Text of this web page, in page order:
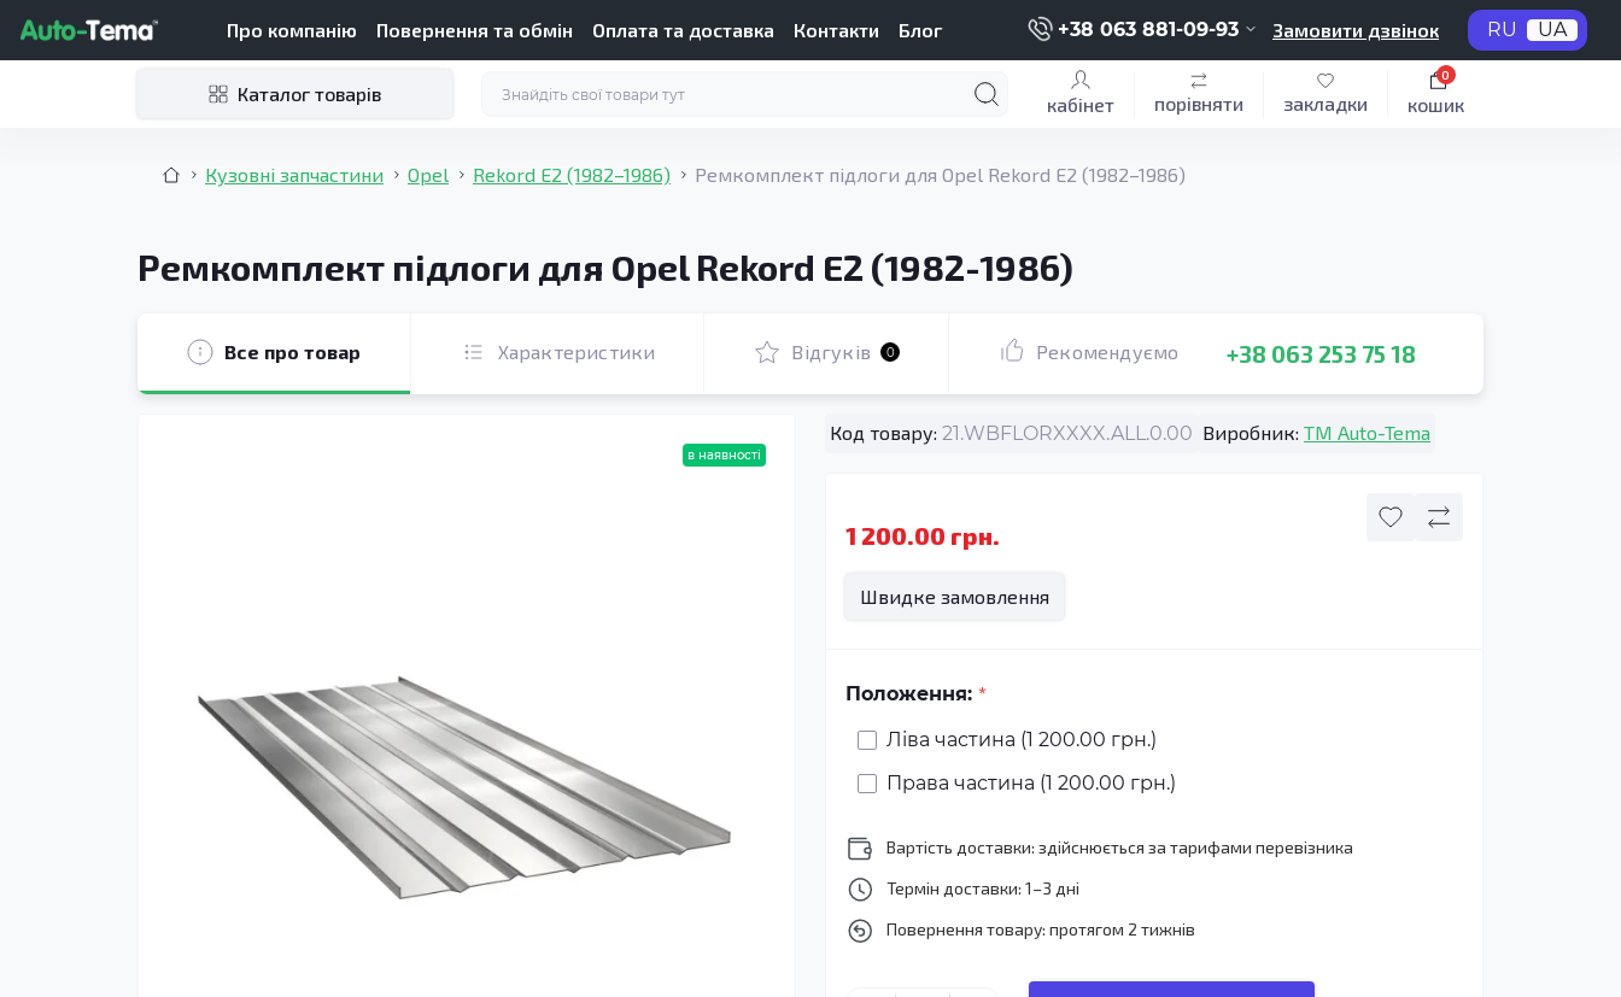
Про компанію Повернення та обмін Оплата та доставка Контакти Блог +38 063 881-09-93 Замовити дзвінок RU UA
Каталог товарів кабінет порівняти закладки кошик
0
Кузовні запчастини Opel Rekord E2 (1982–1986) Ремкомплект підлоги для Opel Rekord E2 (1982–1986)
Ремкомплект підлоги для Opel Rekord E2 (1982-1986)
Все про товар Характеристики Відгуків 0 Рекомендуємо +38 063 253 75 18
в наявності
Код товару: 21.WBFLORXXXX.ALL.0.00 Виробник: TM Auto-Tema
1 200.00 грн.
Швидке замовлення
Положення: *
Ліва частина (1 200.00 грн.)
Права частина (1 200.00 грн.)
Вартість доставки: здійснюється за тарифами перевізника
Термін доставки: 1–3 дні
Повернення товару: протягом 2 тижнів